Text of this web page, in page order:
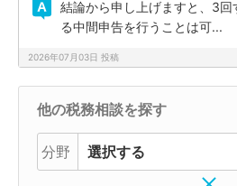
結論から申し上げますと、3回
る中間申告を行うことは可...
2026年07月03日 投稿
他の税務相談を探す
分野